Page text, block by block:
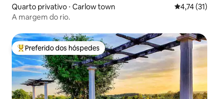
Quarto privativo ⋅ Carlow town 4,74 de uma
4,74 (31)
A margem do rio.
Entre os melhores preferidos dos hóspedes
Preferido dos hóspedes